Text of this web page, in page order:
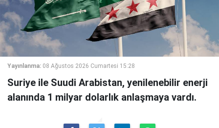
Yayınlanma: 08 Ağustos 2026 Cumartesi 15:28
Suriye ile Suudi Arabistan, yenilenebilir enerji
alanında 1 milyar dolarlık anlaşmaya vardı.